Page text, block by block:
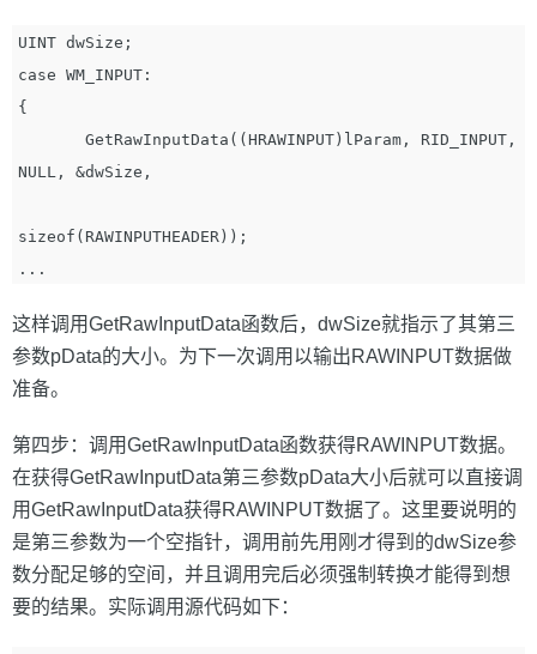
UINT dwSize;
case WM_INPUT:
{
GetRawInputData((HRAWINPUT)lParam, RID_INPUT,
NULL, &dwSize,
sizeof(RAWINPUTHEADER));
这样调用GetRawInputData函数后，dwSize就指示了其第三
参数pData的大小。为下一次调用以输出RAWINPUT数据做
准备。
第四步：调用GetRawInputData函数获得RAWINPUT数据。
在获得GetRawInputData第三参数pData大小后就可以直接调
用GetRawInputData获得RAWINPUT数据了。这里要说明的
是第三参数为一个空指针，调用前先用刚才得到的dwSize参
数分配足够的空间，并且调用完后必须强制转换才能得到想
要的结果。实际调用源代码如下：